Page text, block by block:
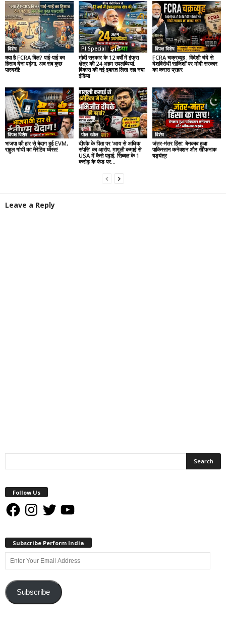
विशेष
क्या है FCRA बिल? पाई-पाई का
हिसाब देना पड़ेगा, अब सब कुछ
पारदर्शी!
PI Special
मोदी सरकार के 12 वर्षों में इंफ्रा
क्षेत्र की 24 अहम उपलब्धियां:
विकास की नई इबारत लिख रहा नया
इंडिया
विपक्ष विशेष
FCRA चक्रव्यूह : विदेशी चंदे से
देशविरोधी साजिशों पर मोदी सरकार
का करारा प्रहार
विपक्ष विशेष
भाजपा की हार से बेदाग हुई EVM,
राहुल गांधी का नैरेटिव ध्वस्त!
पोल खोल
दीपके के पिता पर ‘आय से अधिक
संपत्ति’ का आरोप, मामूली कमाई से
USA में कैसे पढ़ाई, सिब्बल के 1
करोड़ के फंड पर...
विशेष
जंतर-मंतर हिंसा: बेनकाब हुआ
पाकिस्तान कनेक्शन और खौफनाक
षड्यंत्र
Leave a Reply
Follow Us
FacebookInstagram
Twitter YouTube
Subscribe Perform India
Enter
Your
AddressSubscribe